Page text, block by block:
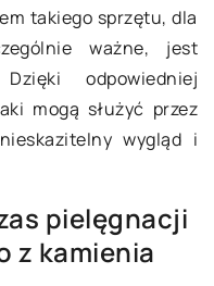
takiego sprzętu, dla
ważne, jest
odpowiedniej
mogą służyć przez
wygląd i
pielęgnacji
z kamienia